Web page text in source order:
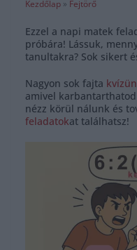
Kezdőlap » Fejtörő
Ezzel a napi matek
próbára! Lássuk,
tanultakra? Sok sikert
Nagyon sok fajta
amivel
nézz körül nálunk és
feladatokat találhatsz!